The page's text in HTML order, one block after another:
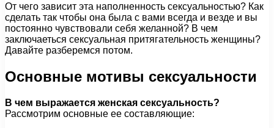
От чего зависит эта наполненность сексуальностью? Как
сделать так чтобы она была с вами всегда и везде и вы
постоянно чувствовали себя желанной? В чем
заключаеться сексуальная притягательность женщины?
Давайте разберемся потом.
Основные мотивы сексуальности
В чем выражается женская сексуальность?
Рассмотрим основные ее составляющие: